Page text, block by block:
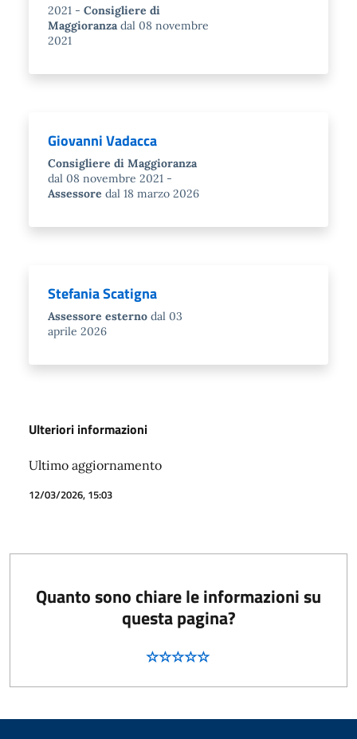
2021
Consigliere di
Maggioranza dal 08 novembre
2021
Giovanni Vadacca
Consigliere di Maggioranza
dal 08 novembre 2021
Assessore dal 18 marzo 2026
Stefania Scatigna
Assessore esterno dal 03
aprile 2026
Ulteriori informazioni
Ultimo aggiornamento
12/03/2026, 15:03
Quanto sono chiare le informazioni su
questa pagina?